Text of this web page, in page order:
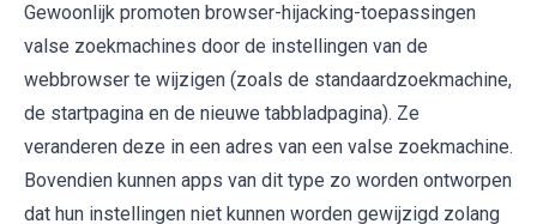
Gewoonlijk promoten browser-hijacking-toepassingen
valse zoekmachines door de instellingen van de
webbrowser te wijzigen (zoals de standaardzoekmachine,
de startpagina en de nieuwe tabbladpagina). Ze
veranderen deze in een adres van een valse zoekmachine.
Bovendien kunnen apps van dit type zo worden ontworpen
dat hun instellingen niet kunnen worden gewijzigd zolang